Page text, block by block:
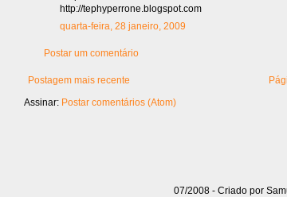
http://tephyperrone.blogspot.com
quarta-feira, 28 janeiro, 2009
Postar um comentário
Postagem mais recente
Assinar: Postar comentários (Atom)
07/2008 - Criado por